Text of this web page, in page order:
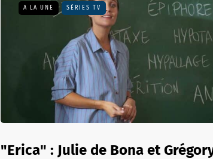
A LA UNE SÉRIES TV
"Erica" : Julie de Bona et